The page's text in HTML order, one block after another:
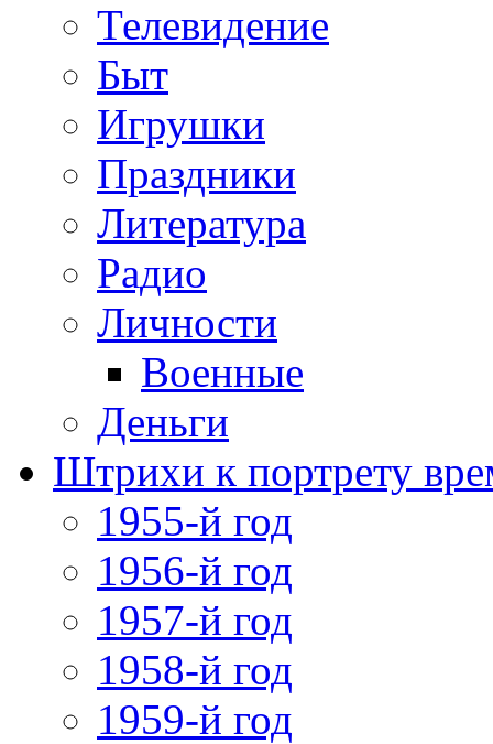
Телевидение
Быт
Игрушки
Праздники
Литература
Радио
Личности
Военные
Деньги
Штрихи к портрету
1955-й год
1956-й год
1957-й год
1958-й год
1959-й год